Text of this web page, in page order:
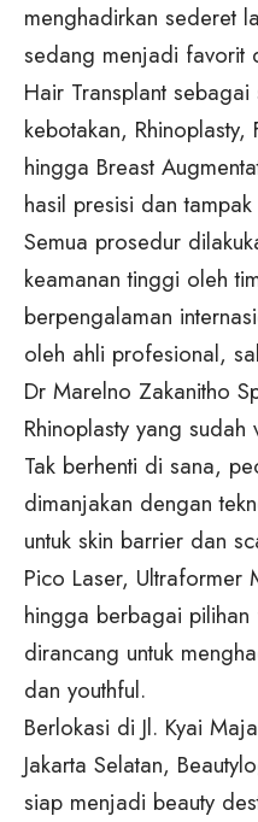
menghadirkan sederet
sedang menjadi favorit
Hair Transplant
kebotakan,
hingga Breast
hasil presisi dan
Semua prosedur
keamanan tinggi oleh
berpengalaman
oleh ahli profesional,
Dr Marelno Zakanitho
Rhinoplasty yang
Tak berhenti di sana,
dimanjakan dengan
untuk skin barrier dan
Pico Laser, Ultraformer
hingga berbagai
dirancang untuk
dan youthful.
Berlokasi di Jl. Kyai
Jakarta Selatan,
siap menjadi beauty